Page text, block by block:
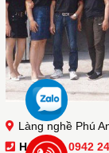
Làng nghề Phú
Hotline :0942